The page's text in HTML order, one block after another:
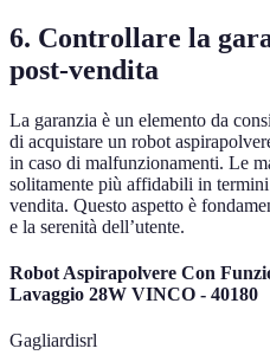
6. Controllare la
post-vendita
La garanzia è un elemento da
di acquistare un robot
in caso di malfunzionamenti. Le
solitamente più affidabili in
vendita. Questo aspetto è
e la serenità dell’utente.
Robot Aspirapolvere Con
Lavaggio 28W VINCO - 40180
Gagliardisrl